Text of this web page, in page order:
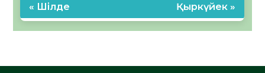
« Шілде Қыркүйек »